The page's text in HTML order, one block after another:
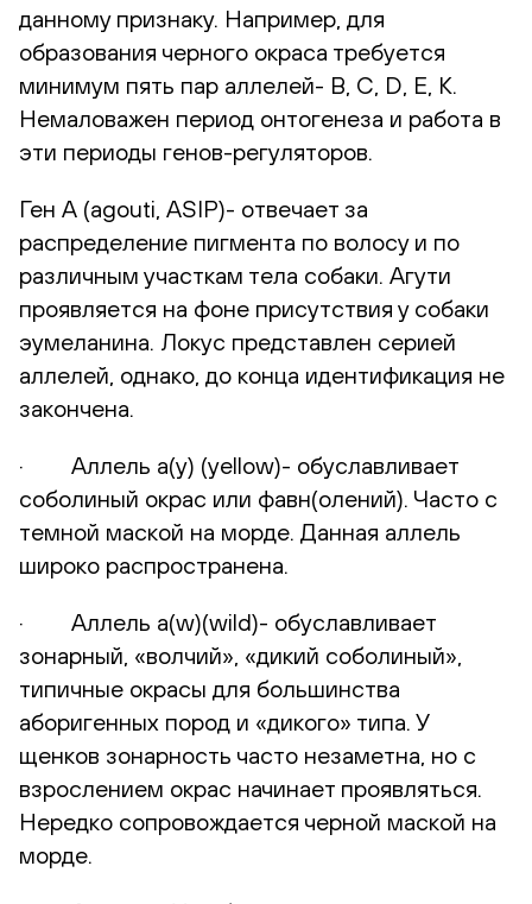
данному признаку. Например, для
образования черного окраса требуется
минимум пять пар аллелей- В, С, D, Е, К.
Немаловажен период онтогенеза и работа в
эти периоды генов-регуляторов.
Ген А (agouti, ASIP)- отвечает за
распределение пигмента по волосу и по
различным участкам тела собаки. Агути
проявляется на фоне присутствия у собаки
эумеланина. Локус представлен серией
аллелей, однако, до конца идентификация не
закончена.
· Аллель а(у) (yellow)- обуславливает
соболиный окрас или фавн(олений). Часто с
темной маской на морде. Данная аллель
широко распространена.
· Аллель а(w)(wild)- обуславливает
зонарный, «волчий», «дикий соболиный»,
типичные окрасы для большинства
аборигенных пород и «дикого» типа. У
щенков зонарность часто незаметна, но с
взрослением окрас начинает проявляться.
Нередко сопровождается черной маской на
морде.